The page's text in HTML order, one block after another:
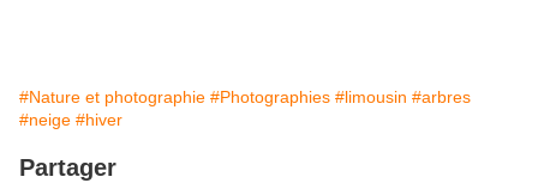
#Nature et photographie #Photographies #limousin #arbres
#neige #hiver
Partager